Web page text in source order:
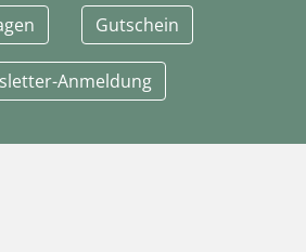
Gutschein
Anmeldung